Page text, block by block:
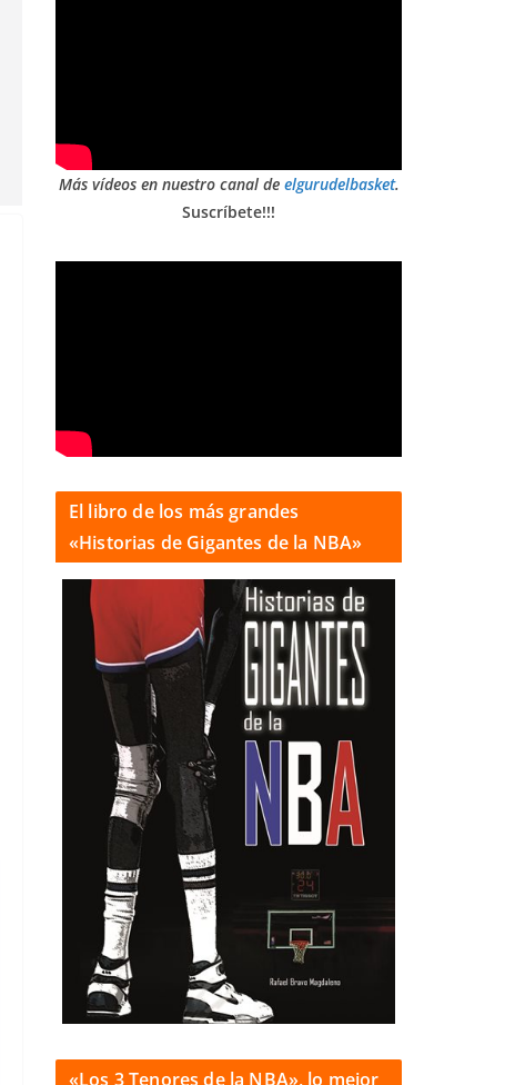
Más vídeos en nuestro canal de elgurudelbasket.
Suscríbete!!!
El libro de los más grandes
«Historias de Gigantes de la NBA»
«Los 3 Tenores de la NBA», lo mejor